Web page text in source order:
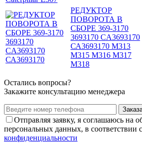
РЕДУКТОР
ПОВОРОТА В
СБОРЕ 369-3170
3693170 CA3693170
СА3693170 M313
M315 M316 M317
M318
Остались вопросы?
Закажите консультацию менеджера
Отправляя заявку, я соглашаюсь на
персональных данных, в соответствии с
конфиденциальности